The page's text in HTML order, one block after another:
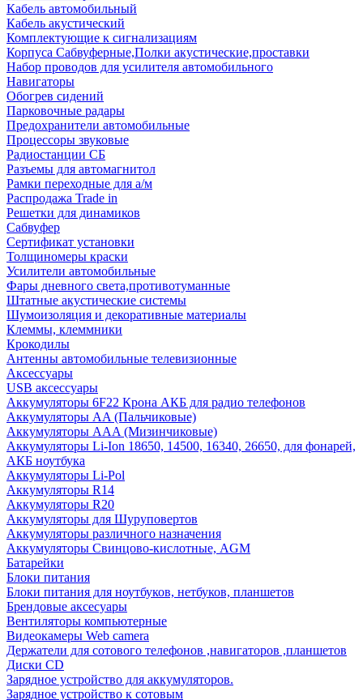
Кабель автомобильный
Кабель акустический
Комплектующие к сигнализациям
Корпуса Сабвуферные,Полки акустические,проставки
Набор проводов для усилителя автомобильного
Навигаторы
Обогрев сидений
Парковочные радары
Предохранители автомобильные
Процессоры звуковые
Радиостанции СБ
Разъемы для автомагнитол
Рамки переходные для а/м
Распродажа Trade in
Решетки для динамиков
Сабвуфер
Сертификат установки
Толщиномеры краски
Усилители автомобильные
Фары дневного света,противотуманные
Штатные акустические системы
Шумоизоляция и декоративные материалы
Клеммы, клеммники
Крокодилы
Антенны автомобильные телевизионные
Аксессуары
USB аксессуары
Аккумуляторы 6F22 Крона АКБ для радио телефонов
Аккумуляторы AA (Пальчиковые)
Аккумуляторы AAA (Мизинчиковые)
Аккумуляторы Li-Ion 18650, 14500, 16340, 26650, для фонарей,
АКБ ноутбука
Аккумуляторы Li-Pol
Аккумуляторы R14
Аккумуляторы R20
Аккумуляторы для Шуруповертов
Аккумуляторы различного назначения
Аккумуляторы Свинцово-кислотные, AGM
Батарейки
Блоки питания
Блоки питания для ноутбуков, нетбуков, планшетов
Брендовые аксесуары
Вентиляторы компьютерные
Видеокамеры Web camera
Держатели для сотового телефонов ,навигаторов ,планшетов
Диски CD
Зарядное устройство для аккумуляторов.
Зарядное устройство к сотовым